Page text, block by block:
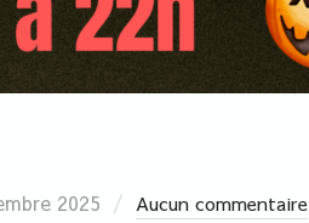
2025 Aucun commentaire